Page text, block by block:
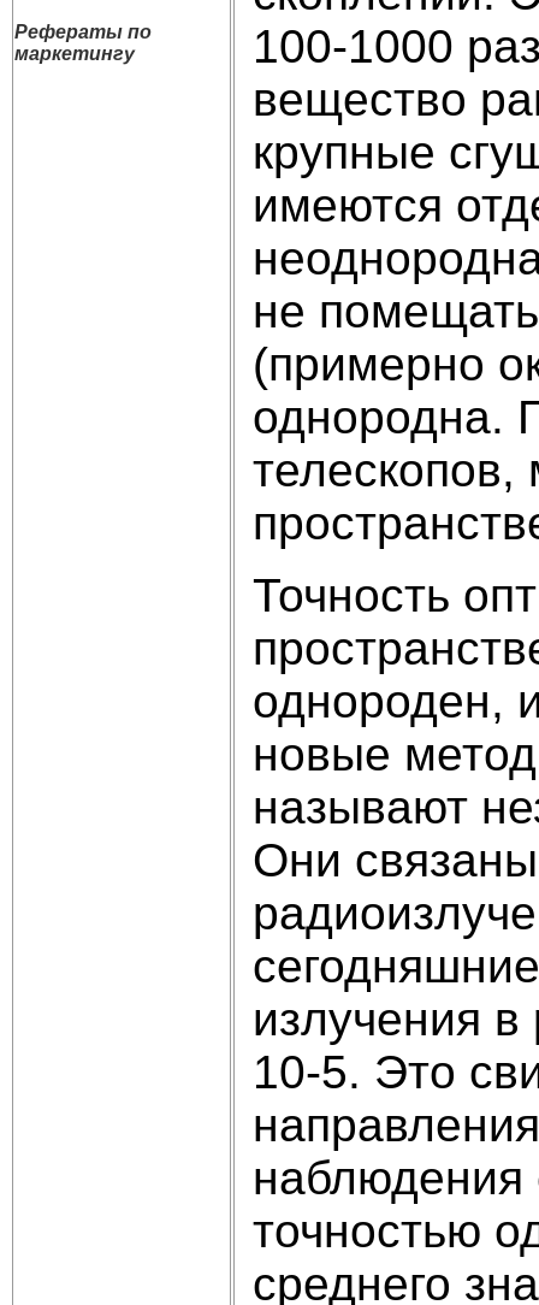
Рефераты по
маркетингу
100-1000
вещество
крупные
имеются
не
(примерно
однородна.
Точность
однороден,
новые
называют
Они
излучения
10-5. Это
наблюдения
точностью
среднего